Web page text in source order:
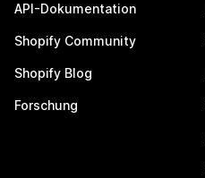
API-Dokumentation
Shopify Community
Shopify Blog
Forschung